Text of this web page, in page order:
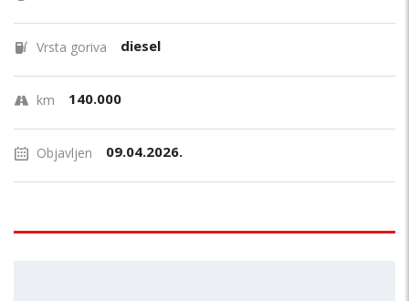
Vrsta goriva diesel
km 140.000
Objavljen 09.04.2026.